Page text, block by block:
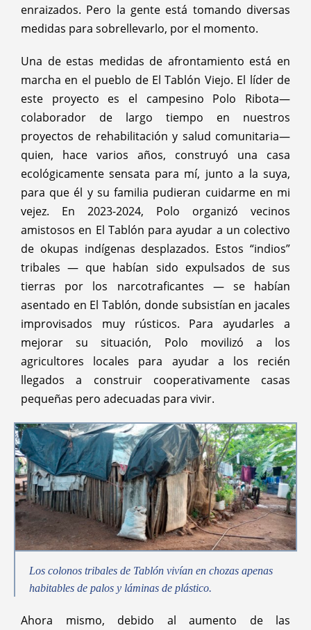
enraizados. Pero la gente está tomando diversas
medidas para sobrellevarlo, por el momento.
Una de estas medidas de afrontamiento está en
marcha en el pueblo de El Tablón Viejo. El líder de
este proyecto es el campesino Polo Ribota—
colaborador de largo tiempo en nuestros
proyectos de rehabilitación y salud comunitaria—
quien, hace varios años, construyó una casa
ecológicamente sensata para mí, junto a la suya,
para que él y su familia pudieran cuidarme en mi
vejez. En 2023-2024, Polo organizó vecinos
amistosos en El Tablón para ayudar a un colectivo
de okupas indígenas desplazados. Estos “indios”
tribales — que habían sido expulsados de sus
tierras por los narcotraficantes — se habían
asentado en El Tablón, donde subsistían en jacales
improvisados muy rústicos. Para ayudarles a
mejorar su situación, Polo movilizó a los
agricultores locales para ayudar a los recién
llegados a construir cooperativamente casas
pequeñas pero adecuadas para vivir.
Los colonos tribales de Tablón vivían en chozas apenas
habitables de palos y láminas de plástico.
Ahora mismo, debido al aumento de las